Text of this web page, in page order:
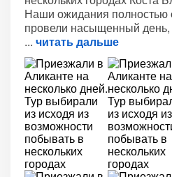
Наши ожидания
провели насыщенный день,
читать дальше